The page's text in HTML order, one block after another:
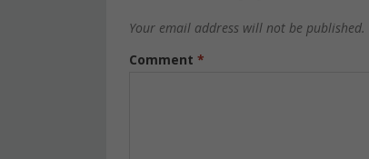
Your email address will not be published.
Comment *